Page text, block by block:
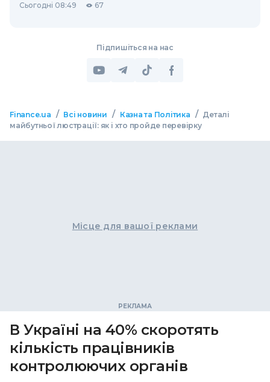
Сьогодні 08:49 67
Підпишіться на нас
Finance.ua / Всі новини / Казна та Політика / Деталі
майбутньої люстрації: як і хто пройде перевірку
Місце для вашої реклами
В Україні на 40% скоротять
кількість працівників
контролюючих органів